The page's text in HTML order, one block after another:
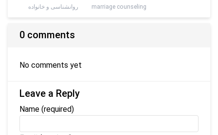
روانشناسی و خانواده marriage counseling
0 comments
No comments yet
Leave a Reply
Name (required)